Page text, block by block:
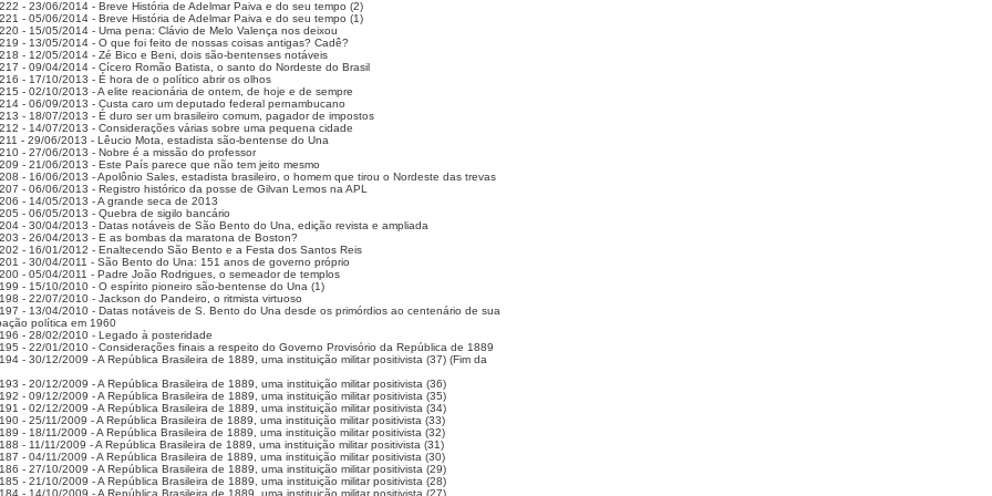
- 23/06/2014 - Breve História de Adelmar Paiva e do seu tempo (2)
- 05/06/2014 - Breve História de Adelmar Paiva e do seu tempo (1)
- 15/05/2014 - Uma pena: Clávio de Melo Valença nos deixou
- 13/05/2014 - O que foi feito de nossas coisas antigas? Cadê?
- 12/05/2014 - Zé Bico e Beni, dois são-bentenses notáveis
- 09/04/2014 - Cícero Romão Batista, o santo do Nordeste do Brasil
- 17/10/2013 - É hora de o político abrir os olhos
- 02/10/2013 - A elite reacionária de ontem, de hoje e de sempre
- 06/09/2013 - Custa caro um deputado federal pernambucano
- 18/07/2013 - É duro ser um brasileiro comum, pagador de impostos
- 14/07/2013 - Considerações várias sobre uma pequena cidade
- 29/06/2013 - Lêucio Mota, estadista são-bentense do Una
- 27/06/2013 - Nobre é a missão do professor
- 21/06/2013 - Este País parece que não tem jeito mesmo
- 16/06/2013 - Apolônio Sales, estadista brasileiro, o homem que tirou o Nordeste das trevas
- 06/06/2013 - Registro histórico da posse de Gilvan Lemos na APL
- 14/05/2013 - A grande seca de 2013
- 06/05/2013 - Quebra de sigilo bancário
- 30/04/2013 - Datas notáveis de São Bento do Una, edição revista e ampliada
- 26/04/2013 - E as bombas da maratona de Boston?
- 16/01/2012 - Enaltecendo São Bento e a Festa dos Santos Reis
- 30/04/2011 - São Bento do Una: 151 anos de governo próprio
- 05/04/2011 - Padre João Rodrigues, o semeador de templos
- 15/10/2010 - O espírito pioneiro são-bentense do Una (1)
- 22/07/2010 - Jackson do Pandeiro, o ritmista virtuoso
- 13/04/2010 - Datas notáveis de S. Bento do Una desde os primórdios ao centenário de sua
política em 1960
- 28/02/2010 - Legado à posteridade
- 22/01/2010 - Considerações finais a respeito do Governo Provisório da República de 1889
- 30/12/2009 - A República Brasileira de 1889, uma instituição militar positivista (37) (Fim da
- 20/12/2009 - A República Brasileira de 1889, uma instituição militar positivista (36)
- 09/12/2009 - A República Brasileira de 1889, uma instituição militar positivista (35)
- 02/12/2009 - A República Brasileira de 1889, uma instituição militar positivista (34)
- 25/11/2009 - A República Brasileira de 1889, uma instituição militar positivista (33)
- 18/11/2009 - A República Brasileira de 1889, uma instituição militar positivista (32)
- 11/11/2009 - A República Brasileira de 1889, uma instituição militar positivista (31)
- 04/11/2009 - A República Brasileira de 1889, uma instituição militar positivista (30)
- 27/10/2009 - A República Brasileira de 1889, uma instituição militar positivista (29)
- 21/10/2009 - A República Brasileira de 1889, uma instituição militar positivista (28)
- 14/10/2009 - A República Brasileira de 1889, uma instituição militar positivista (27)